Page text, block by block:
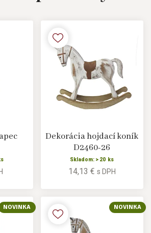
Dekorácia hojdací koník
D2460-26
Skladom: > 20 ks
14,13 € s DPH
NOVINKA NOVINKA